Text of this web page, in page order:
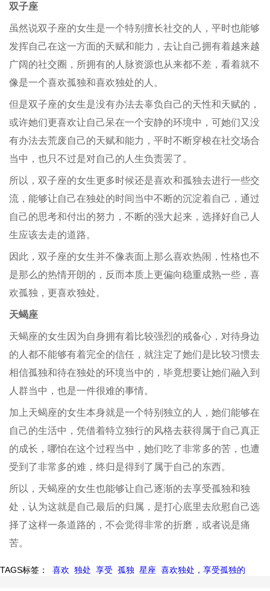
双子座
虽然说双子座的女生是一个特别擅长社交的人，平时也能够
发挥自己在这一方面的天赋和能力，去让自己拥有着越来越
广阔的社交圈，所拥有的人脉资源也从来都不差，看着就不
像是一个喜欢孤独和喜欢独处的人。
但是双子座的女生是没有办法去辜负自己的天性和天赋的，
或许她们更喜欢让自己呆在一个安静的环境中，可她们又没
有办法去荒废自己的天赋和能力，平时不断穿梭在社交场合
当中，也只不过是对自己的人生负责罢了。
所以，双子座的女生更多时候还是喜欢和孤独去进行一些交
流，能够让自己在独处的时间当中不断的沉淀着自己，通过
自己的思考和付出的努力，不断的强大起来，选择好自己人
生应该去走的道路。
因此，双子座的女生并不像表面上那么喜欢热闹，性格也不
是那么的热情开朗的，反而本质上更偏向稳重成熟一些，喜
欢孤独，更喜欢独处。
天蝎座
天蝎座的女生因为自身拥有着比较强烈的戒备心，对待身边
的人都不能够有着完全的信任，就注定了她们是比较习惯去
相信孤独和待在独处的环境当中的，毕竟想要让她们融入到
人群当中，也是一件很难的事情。
加上天蝎座的女生本身就是一个特别独立的人，她们能够在
自己的生活中，凭借着特立独行的风格去获得属于自己真正
的成长，哪怕在这个过程当中，她们吃了非常多的苦，也遭
受到了非常多的难，终归是得到了属于自己的东西。
所以，天蝎座的女生也能够让自己逐渐的去享受孤独和独
处，认为这就是自己最后的归属，是打心底里去欣慰自己选
择了这样一条道路的，不会觉得非常的折磨，或者说是痛
苦。
TAGS标签： 喜欢 独处 享受 孤独 星座 喜欢独处，享受孤独的